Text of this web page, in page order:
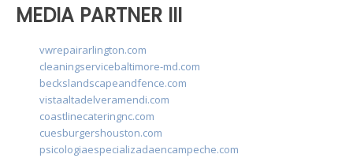
MEDIA PARTNER III
vwrepairarlington.com
cleaningservicebaltimore-md.com
beckslandscapeandfence.com
vistaaltadelveramendi.com
coastlinecateringnc.com
cuesburgershouston.com
psicologiaespecializadaencampeche.com